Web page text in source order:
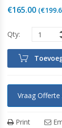
€165.00 (€
Vraag Offerte
Print